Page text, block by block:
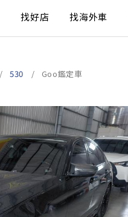
找好店 找海外車
530 Goo鑑定車